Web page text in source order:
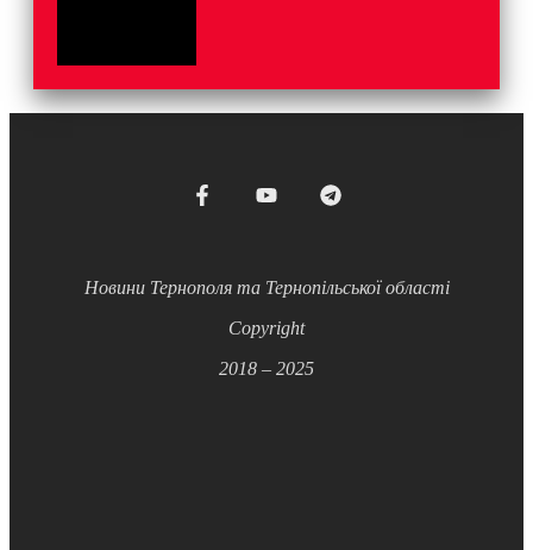
Новини Тернополя та Тернопільської області
Copyright
2018 – 2025